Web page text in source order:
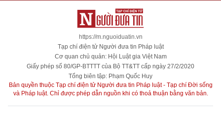
https://m.nguoiduatin.vn
Tạp chí điện tử Người đưa tin Pháp luật
Cơ quan chủ quản: Hội Luật gia Việt Nam
Giấy phép số 80/GP-BTTTT của Bộ TT&TT cấp ngày 27/2/2020
Tổng biên tập: Phạm Quốc Huy
Bản quyền thuộc Tạp chí điện tử Người đưa tin Pháp luật - Tạp chí Đời sống
và Pháp luật. Chỉ được phép dẫn nguồn khi có thoả thuận bằng văn bản.